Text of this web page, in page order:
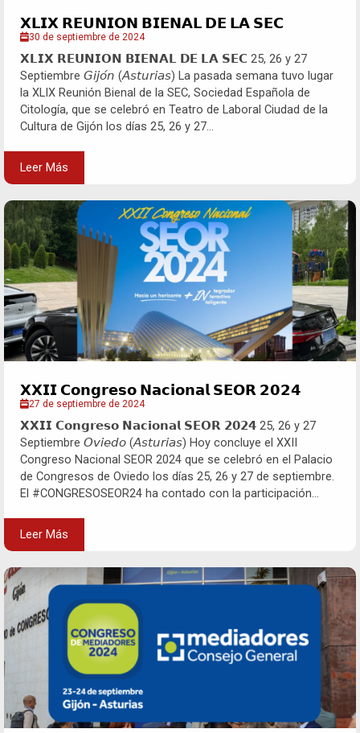
𝗫𝗟𝗜𝗫 𝗥𝗘𝗨𝗡𝗜𝗢𝗡 𝗕𝗜𝗘𝗡𝗔𝗟 𝗗𝗘 𝗟𝗔 𝗦𝗘𝗖
30 de septiembre de 2024
𝗫𝗟𝗜𝗫 𝗥𝗘𝗨𝗡𝗜𝗢𝗡 𝗕𝗜𝗘𝗡𝗔𝗟 𝗗𝗘 𝗟𝗔 𝗦𝗘𝗖 25, 26 y 27
Septiembre 𝘎𝘪𝘫𝘰́𝘯 (𝘈𝘴𝘵𝘶𝘳𝘪𝘢𝘴) La pasada semana tuvo lugar
la XLIX Reunión Bienal de la SEC, Sociedad Española de
Citología, que se celebró en Teatro de Laboral Ciudad de la
Cultura de Gijón los días 25, 26 y 27...
Leer Más
𝗫𝗫𝗜𝗜 𝗖𝗼𝗻𝗴𝗿𝗲𝘀𝗼 𝗡𝗮𝗰𝗶𝗼𝗻𝗮𝗹 𝗦𝗘𝗢𝗥 𝟮𝟬𝟮𝟰
27 de septiembre de 2024
𝗫𝗫𝗜𝗜 𝗖𝗼𝗻𝗴𝗿𝗲𝘀𝗼 𝗡𝗮𝗰𝗶𝗼𝗻𝗮𝗹 𝗦𝗘𝗢𝗥 𝟮𝟬𝟮𝟰 25, 26 y 27
Septiembre 𝘖𝘷𝘪𝘦𝘥𝘰 (𝘈𝘴𝘵𝘶𝘳𝘪𝘢𝘴) Hoy concluye el XXII
Congreso Nacional SEOR 2024 que se celebró en el Palacio
de Congresos de Oviedo los días 25, 26 y 27 de septiembre.
El #CONGRESOSEOR24 ha contado con la participación...
Leer Más